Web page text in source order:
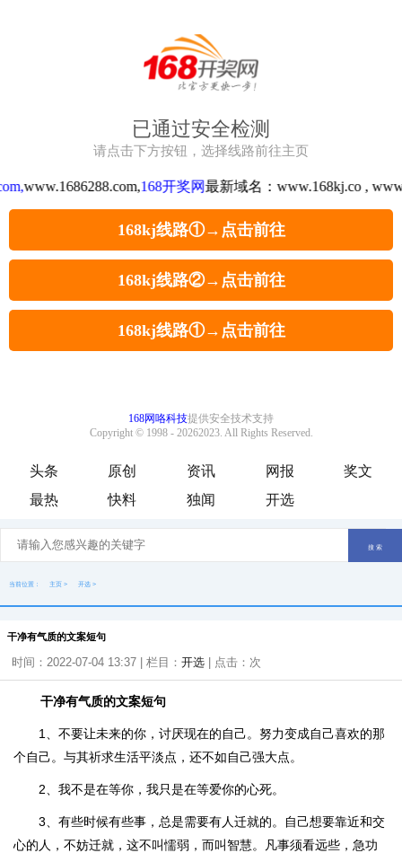
头条 原创 资讯 网报
奖文
最热
快料 独闻 开选
当前位置： 主页 > 开选 >
干净有气质的文案短句
时间：2022-07-04 13:37 | 栏目： 开选 | 点击： 次
干净有气质的文案短句
1、不要让未来的你，讨厌现在的自己。努力变成自己喜欢的那
个自己。与其祈求生活平淡点，还不如自己强大点。
2、我不是在等你，我只是在等爱你的心死。
3、有些时候有些事，总是需要有人迁就的。自己想要靠近和交
心的人，不妨迁就，这不叫懦弱，而叫智慧。凡事须看远些，急功